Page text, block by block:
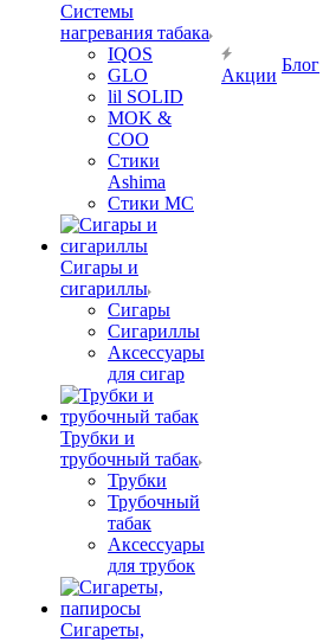
Системы
нагревания табака
IQOS
GLO
lil SOLID
MOK &
COO
Стики
Ashima
Стики MC
Сигары и
сигариллы
Сигары
Сигариллы
Аксессуары
для сигар
Трубки и
трубочный табак
Трубки
Трубочный
табак
Аксессуары
для трубок
Сигареты,
Акции
Блог